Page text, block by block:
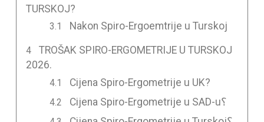
TURSKOJ?
Nakon Spiro-Ergoemtrije u Turskoj
TROŠAK SPIRO-ERGOMETRIJE U TURSKOJ
2026.
Cijena Spiro-Ergometrije u UK?
Cijena Spiro-Ergometrije u SAD-u؟